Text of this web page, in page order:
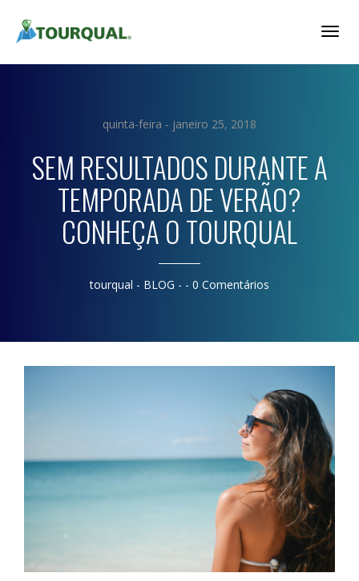
quinta-feira - janeiro 25, 2018
SEM RESULTADOS DURANTE A
TEMPORADA DE VERÃO?
CONHEÇA O TOURQUAL
tourqual - BLOG - - 0 Comentários